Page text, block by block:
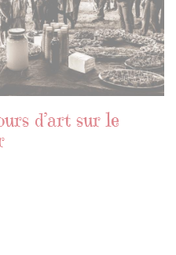
d’art sur le